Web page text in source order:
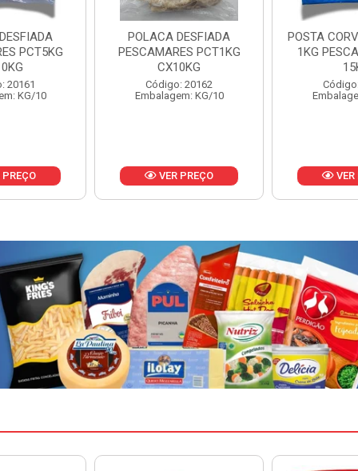
PCT1KG
20162
KG/10
PREÇO
POSTA CORVINA PACOTE
1KG PESCAMARES CX
15KG
Código: 22469
Embalagem: KG/15
VER PREÇO VER